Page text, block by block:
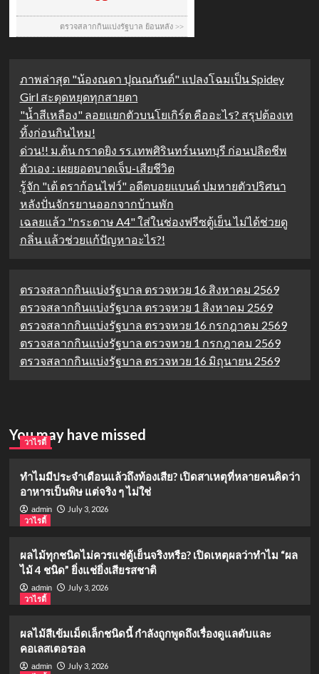
ภาพล่าสุด "น้องณดา ปุณณกันต์" แปลงโฉมเป็น Spidey
Girl สะดุดหยุดทุกสายตา
"น้ำสีเหลือง" ลอยแยกตัวบนโยเกิร์ต คืออะไร? สรุปต้องเท
ทิ้งก่อนกินไหม!
ด่วน!! ม.ต้น กราดยิง รร.เทพศิรินทร์นนทบุรี ก่อนปลิดชีพ
ตัวเอง : เผยยอดบาดเจ็บ-เสียชีวิต
รู้จัก "เต้ ดราก้อนไฟว์" อดีตบอยแบนด์ ปมหายตัวปริศนา
หลังปั่นจักรยานออกจากบ้านพัก
เฉลยแล้ว "กระดาษ A4" ใส่ในช่องฟรีซตู้เย็น ไม่ได้ช่วยดู
กลิ่น แล้วช่วยแก้ปัญหาอะไร?!
ตรวจสลากกินแบ่งรัฐบาล ตรวจหวย 16 สิงหาคม 2569
ตรวจสลากกินแบ่งรัฐบาล ตรวจหวย 1 สิงหาคม 2569
ตรวจสลากกินแบ่งรัฐบาล ตรวจหวย 16 กรกฎาคม 2569
ตรวจสลากกินแบ่งรัฐบาล ตรวจหวย 1 กรกฎาคม 2569
ตรวจสลากกินแบ่งรัฐบาล ตรวจหวย 16 มิถุนายน 2569
You may have missed
วาไรตี้
ทำไมมีประจำเดือนแล้วถึงท้องเสีย? เปิดสาเหตุที่หลายคนคิดว่า
อาหารเป็นพิษ แต่จริง ๆ ไม่ใช่
admin
July 3, 2026
วาไรตี้
ผลไม้ทุกชนิดไม่ควรแช่ตู้เย็นจริงหรือ? เปิดเหตุผลว่าทำไม “ผล
ไม้ 4 ชนิด” ยิ่งแช่ยิ่งเสียรสชาติ
admin
July 3, 2026
วาไรตี้
ผลไม้สีเข้มเม็ดเล็กชนิดนี้ กำลังถูกพูดถึงเรื่องดูแลตับและ
คอเลสเตอรอล
admin
July 3, 2026